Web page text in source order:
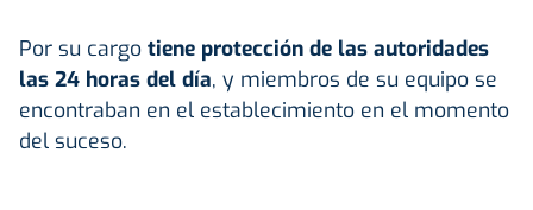
Por su cargo tiene protección de las autoridades
las 24 horas del día, y miembros de su equipo se
encontraban en el establecimiento en el momento
del suceso.